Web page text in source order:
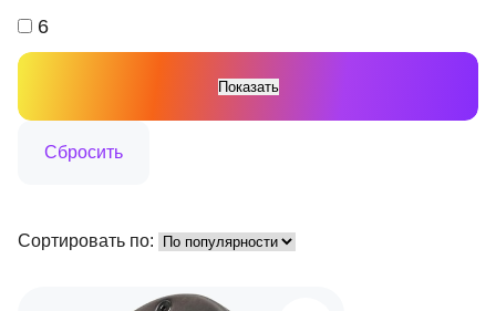
6
Сортировать по: